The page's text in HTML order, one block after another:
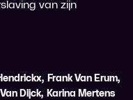
van zijn
, Frank Van Erum,
Dijck, Karina Mertens